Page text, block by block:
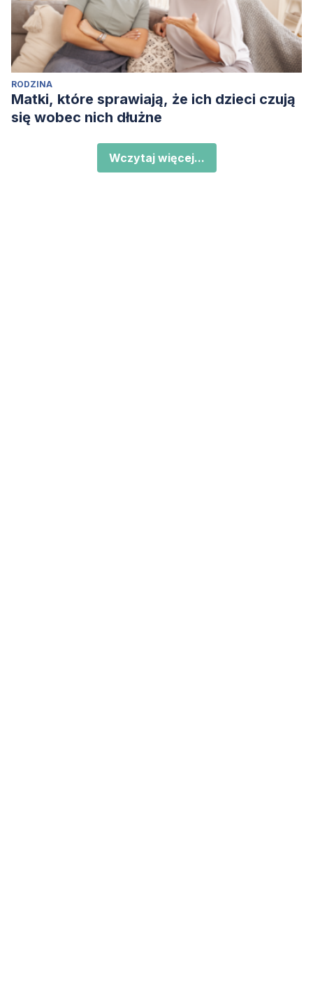
RODZINA
Matki, które sprawiają, że ich dzieci czują
się wobec nich dłużne
Wczytaj więcej...